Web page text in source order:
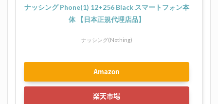
ナッシング Phone(1) 12+256 Black スマートフォン本
体 【日本正規代理店品】
ナッシング(Nothing)
Amazon
楽天市場